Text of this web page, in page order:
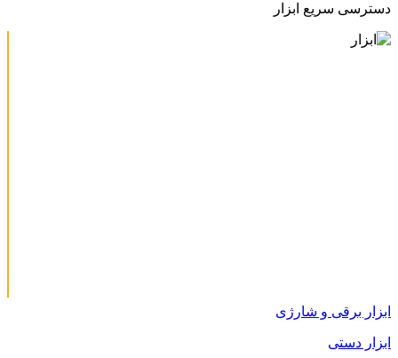
دسترسی سریع ابزار
ابزار برقی و شارژی
ابزار دستی